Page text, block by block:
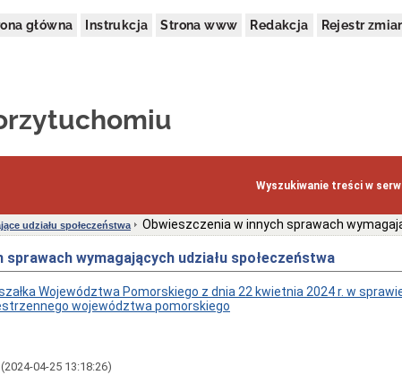
główna Instrukcja Strona www Redakcja Rejestr
Wyszukiwanie treści w
udziału społeczeństwa Obwieszczenia w innych sprawach
sprawach wymagających udziału społeczeństwa
Województwa Pomorskiego z dnia 22 kwietnia 2024 r. w
województwa pomorskiego
(2024-04-25 13:18:26)